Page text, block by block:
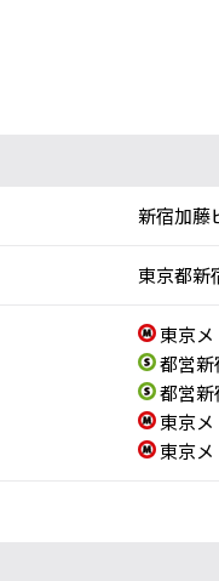
新宿加
東京都新
東京
都営
都営
東京
東京